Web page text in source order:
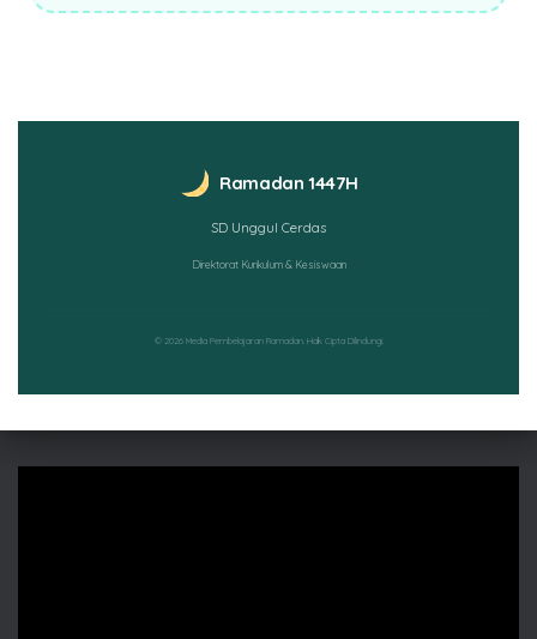
Ramadan 1447H
SD Unggul Cerdas
Direktorat Kurikulum & Kesiswaan
© 2026 Media Pembelajaran Ramadan. Hak Cipta Dilindungi.